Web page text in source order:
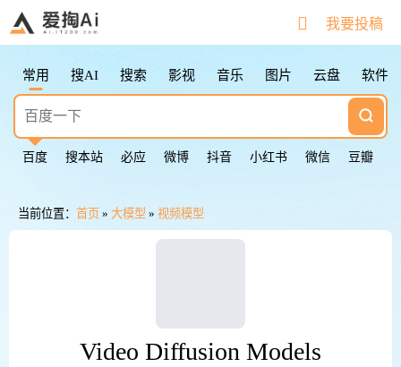
切换下一个
Esc
返回第一个
鼠标点击图标 切换下一个
我要投稿
常用 搜AI 搜索 影视 音乐 图片 云盘 软件
百度 搜本站 必应 微博 抖音 小红书 微信 豆瓣
当前位置： 首页 » 大模型 » 视频模型
Video Diffusion Models